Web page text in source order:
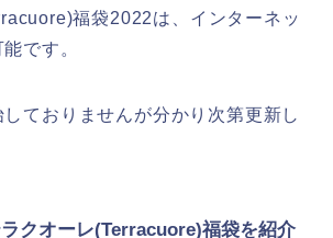
福袋2022は、インターネッ
です。
ておりませんが分かり次第更新し
クオーレ(Terracuore)福袋を紹介